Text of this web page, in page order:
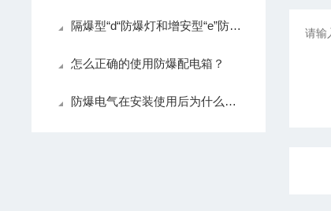
隔爆型“d“防爆灯和增安型“e”防爆灯具的区别：BAY51-2*36W和BAY51-Q-1*36W
怎么正确的使用防爆配电箱？
防爆电气在安装使用后为什么要定期维护呢？